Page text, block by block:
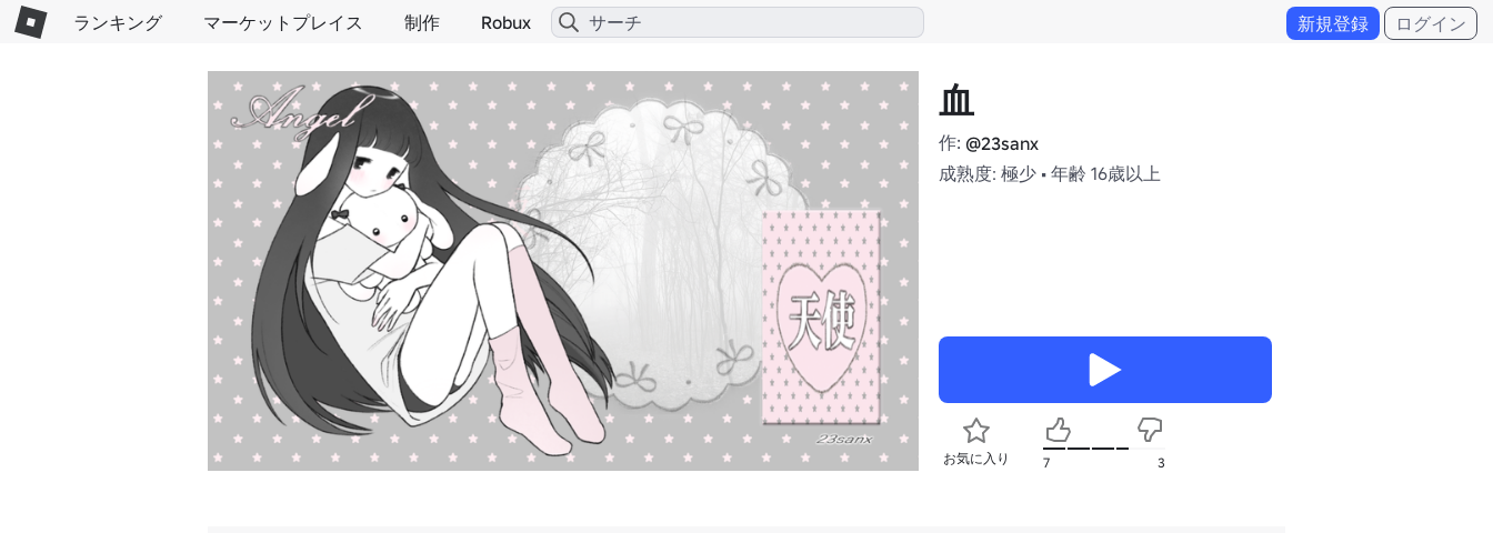
ランキング マーケットプレイス 制作 Robux 新規登録 ログイン
血
作: @23sanx
成熟度: 極少 • 年齢 16歳以上
お気に入り 7 3